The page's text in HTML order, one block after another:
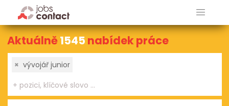
Aktuálně1545 nabídek práce
× vývojář junior